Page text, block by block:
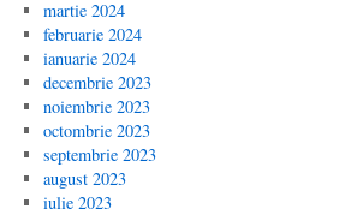
martie 2024
februarie 2024
ianuarie 2024
decembrie 2023
noiembrie 2023
octombrie 2023
septembrie 2023
august 2023
iulie 2023